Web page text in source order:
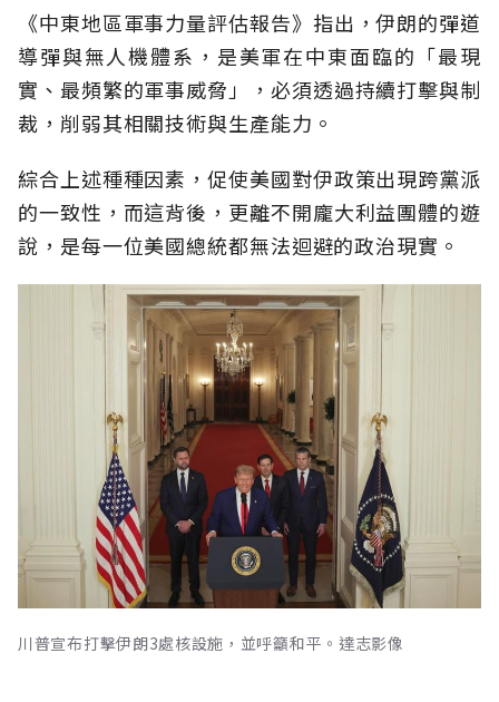
《中東地區軍事力量評估報告》指出，伊朗的彈道
導彈與無人機體系，是美軍在中東面臨的「最現
實、最頻繁的軍事威脅」，必須透過持續打擊與制
裁，削弱其相關技術與生產能力。
綜合上述種種因素，促使美國對伊政策出現跨黨派
的一致性，而這背後，更離不開龐大利益團體的遊
說，是每一位美國總統都無法迴避的政治現實。
川普宣布打擊伊朗3處核設施，並呼籲和平。達志影像